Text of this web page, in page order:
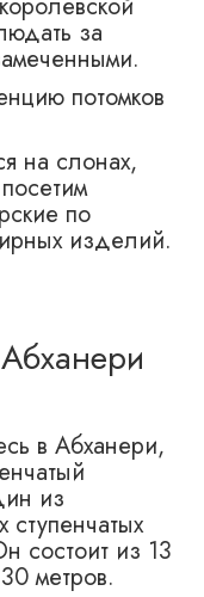
за
потомков
на слонах,
по
изделий.
в Абханери,
из
ступенчатых
состоит из 13
метров.